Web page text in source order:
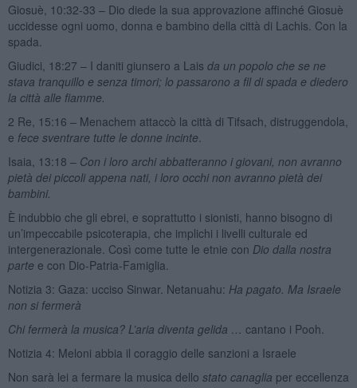
Giosuè, 10:32-33 – Dio diede la sua approvazione affinché Giosuè
uccidesse ogni uomo, donna e bambino della città di Lachis. Con la
spada.
Giudici, 18:27 – I daniti giunsero a Lais da un popolo che se ne
stava tranquillo e senza timori; lo passarono a fil di spada e diedero
la città alle fiamme.
2 Re, 15:16 – Menachem attaccò la città di Tifsach, distruggendola,
e fece sventrare tutte le donne incinte
Isaia, 13:18 – Con i loro archi abbatteranno i giovani, non avranno
pietà dei piccoli appena nati, i loro occhi non avranno pietà dei
bambini.
È indubbio che gli ebrei, e soprattutto i sionisti, hanno bisogno di
un’impeccabile psicoterapia, che implichi i livelli culturale ed
intergenerazionale. Così come tutte le etnie con Dio dalla nostra
parte e con Dio-Patria-Famiglia.
Notizia 3: Gaza: ucciso Sinwar. Netanuahu: Ha pagato. Ma Israele
non si fermerà
Chi fermerà la musica? L’aria diventa gelida … cantano i Pooh.
Notizia 4: Meloni abbia il coraggio delle sanzioni a Israele
Non sarà lei a fermare la musica dello stato canaglia per eccellenza